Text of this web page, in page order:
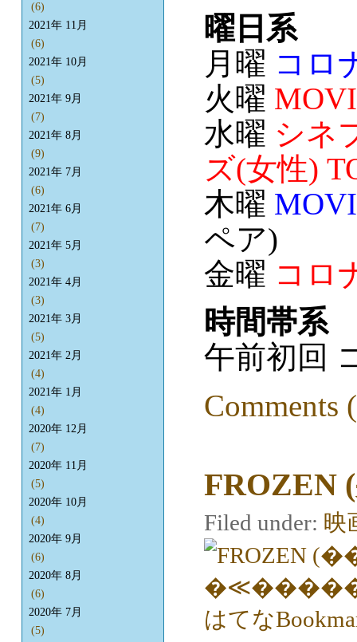
曜日系
月曜 コロ
火曜
水曜 シネ
ズ(女性)
木曜
ペア)
金曜 コロ
時間帯系
午前初回
Comments
FROZEN
Filed under: 映
(6)
2021年 11月
(6)
2021年 10月
(5)
2021年 9月
(7)
2021年 8月
(9)
2021年 7月
(6)
2021年 6月
(7)
2021年 5月
(3)
2021年 4月
(3)
2021年 3月
(5)
2021年 2月
(4)
2021年 1月
(4)
2020年 12月
(7)
2020年 11月
(5)
2020年 10月
(4)
2020年 9月
(6)
2020年 8月
(6)
2020年 7月
(5)